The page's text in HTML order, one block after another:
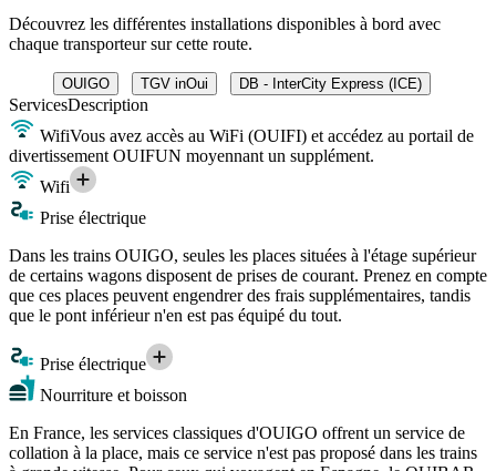
Découvrez les différentes installations disponibles à bord avec
chaque transporteur sur cette route.
OUIGO TGV inOui DB - InterCity Express (ICE)
ServicesDescription
WifiVous avez accès au WiFi (OUIFI) et accédez au portail de
divertissement OUIFUN moyennant un supplément.
Wifi
Prise électrique
Dans les trains OUIGO, seules les places situées à l'étage supérieur
de certains wagons disposent de prises de courant. Prenez en compte
que ces places peuvent engendrer des frais supplémentaires, tandis
que le pont inférieur n'en est pas équipé du tout.
Prise électrique
Nourriture et boisson
En France, les services classiques d'OUIGO offrent un service de
collation à la place, mais ce service n'est pas proposé dans les trains